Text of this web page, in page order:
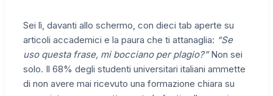
Sei lì, davanti allo schermo, con dieci tab aperte su
articoli accademici e la paura che ti attanaglia: “Se
uso questa frase, mi bocciano per plagio?”Non sei
solo. Il 68% degli studenti universitari italiani ammette
di non avere mai ricevuto una formazione chiara su